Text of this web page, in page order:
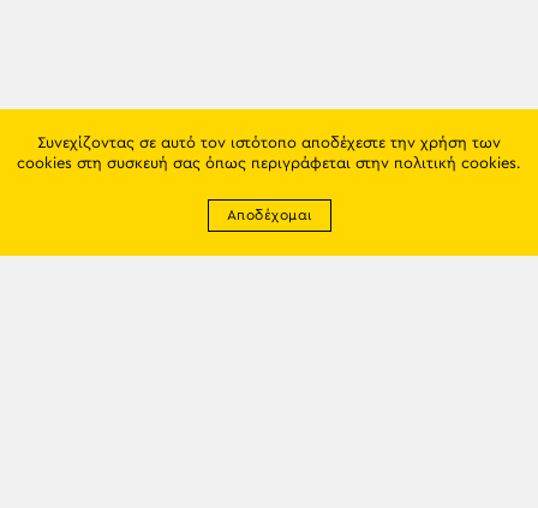
Συνεχίζοντας σε αυτό τον ιστότοπο αποδέχεστε την χρήση των
cookies στη συσκευή σας όπως περιγράφεται στην πολιτική cookies.
Αποδέχομαι